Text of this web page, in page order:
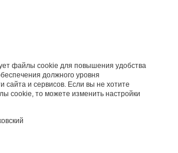
файлы cookie для повышения удобства
должного уровня
сайта и сервисов. Если вы не хотите
cookie, то можете изменить настройки